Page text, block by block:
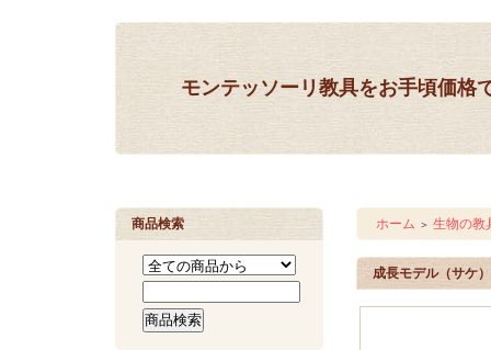
モンテッソーリ教具をお手頃価格
商品検索 ホーム ＞ 生物の教
成長モデル（サケ）